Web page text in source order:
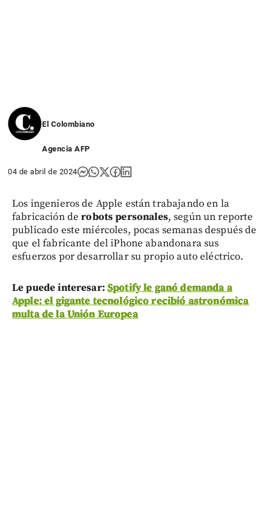
El Colombiano
Agencia AFP
04 de abril de 2024
Los ingenieros de Apple están trabajando en la
fabricación derobotspersonales, según un reporte
publicado este miércoles, pocas semanas después de
que el fabricante del iPhone abandonara sus
esfuerzos por desarrollar su propio auto eléctrico.
Le puede interesar: Spotify le ganó demanda a
Apple: el gigante tecnológico recibió astronómica
multa de la Unión Europea